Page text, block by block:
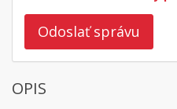
Odoslať správu
OPIS